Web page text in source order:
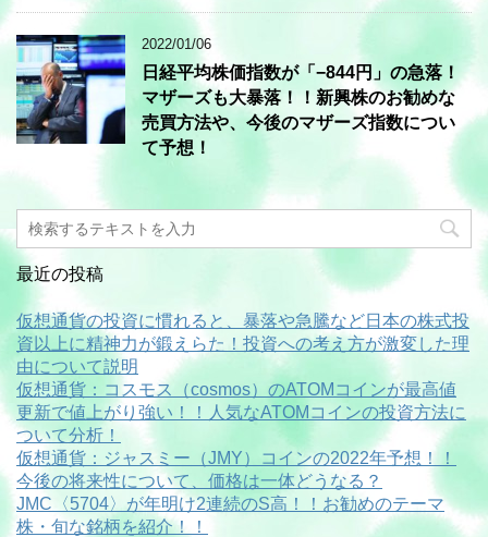
2022/01/06
日経平均株価指数が「−844円」の急落！
マザーズも大暴落！！新興株のお勧めな
売買方法や、今後のマザーズ指数につい
て予想！
最近の投稿
仮想通貨の投資に慣れると、暴落や急騰など日本の株式投
資以上に精神力が鍛えらた！投資への考え方が激変した理
由について説明
仮想通貨：コスモス（cosmos）のATOMコインが最高値
更新で値上がり強い！！人気なATOMコインの投資方法に
ついて分析！
仮想通貨：ジャスミー（JMY）コインの2022年予想！！
今後の将来性について、価格は一体どうなる？
JMC〈5704〉が年明け2連続のS高！！お勧めのテーマ
株・旬な銘柄を紹介！！